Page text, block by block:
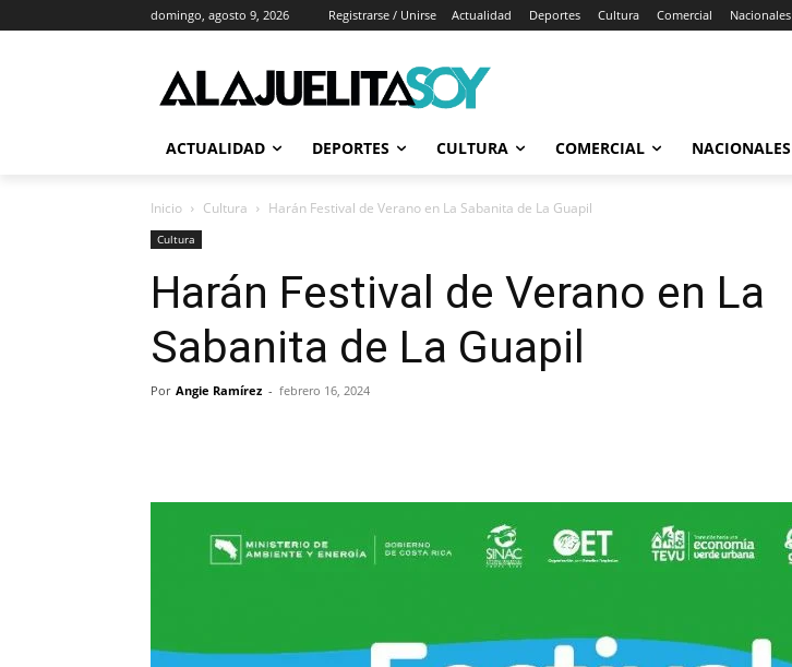
domingo, agosto 9, 2026 Registrarse / Unirse Actualidad Deportes Cultura Comercial Nacionales
ACTUALIDAD DEPORTES CULTURA COMERCIAL NACIONALES
Inicio Cultura Harán Festival de Verano en La Sabanita de La Guapil
Cultura
Harán Festival de Verano en La
Sabanita de La Guapil
Por Angie Ramírez - febrero 16, 2024